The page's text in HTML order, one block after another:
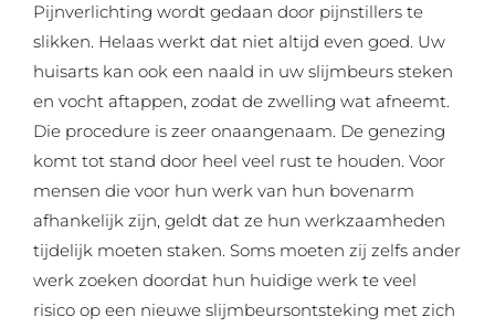
Pijnverlichting wordt gedaan door pijnstillers te
slikken. Helaas werkt dat niet altijd even goed. Uw
huisarts kan ook een naald in uw slijmbeurs steken
en vocht aftappen, zodat de zwelling wat afneemt.
Die procedure is zeer onaangenaam. De genezing
komt tot stand door heel veel rust te houden. Voor
mensen die voor hun werk van hun bovenarm
afhankelijk zijn, geldt dat ze hun werkzaamheden
tijdelijk moeten staken. Soms moeten zij zelfs ander
werk zoeken doordat hun huidige werk te veel
risico op een nieuwe slijmbeursontsteking met zich